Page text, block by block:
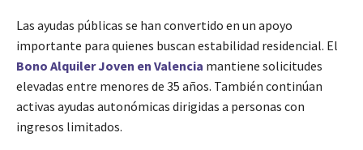
Las ayudas públicas se han convertido en un apoyo
importante para quienes buscan estabilidad residencial. El
Bono Alquiler Joven en Valencia mantiene solicitudes
elevadas entre menores de 35 años. También continúan
activas ayudas autonómicas dirigidas a personas con
ingresos limitados.